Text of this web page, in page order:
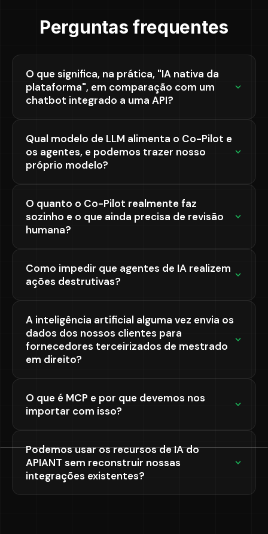
Perguntas frequentes
O que significa, na prática, "IA nativa da
plataforma", em comparação com um
chatbot integrado a uma API?
Qual modelo de LLM alimenta o Co-Pilot e
os agentes, e podemos trazer nosso
próprio modelo?
O quanto o Co-Pilot realmente faz
sozinho e o que ainda precisa de revisão
humana?
Como impedir que agentes de IA realizem
ações destrutivas?
A inteligência artificial alguma vez envia os
dados dos nossos clientes para
fornecedores terceirizados de mestrado
em direito?
O que é MCP e por que devemos nos
importar com isso?
Podemos usar os recursos de IA do
APIANT sem reconstruir nossas
integrações existentes?